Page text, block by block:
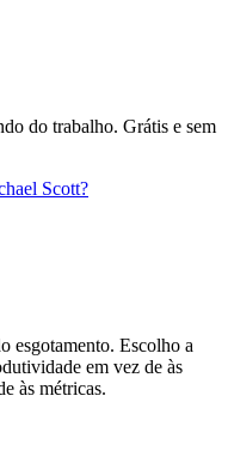
do trabalho. Grátis e sem
Scott?
esgotamento. Escolho a
em vez de às
às métricas.